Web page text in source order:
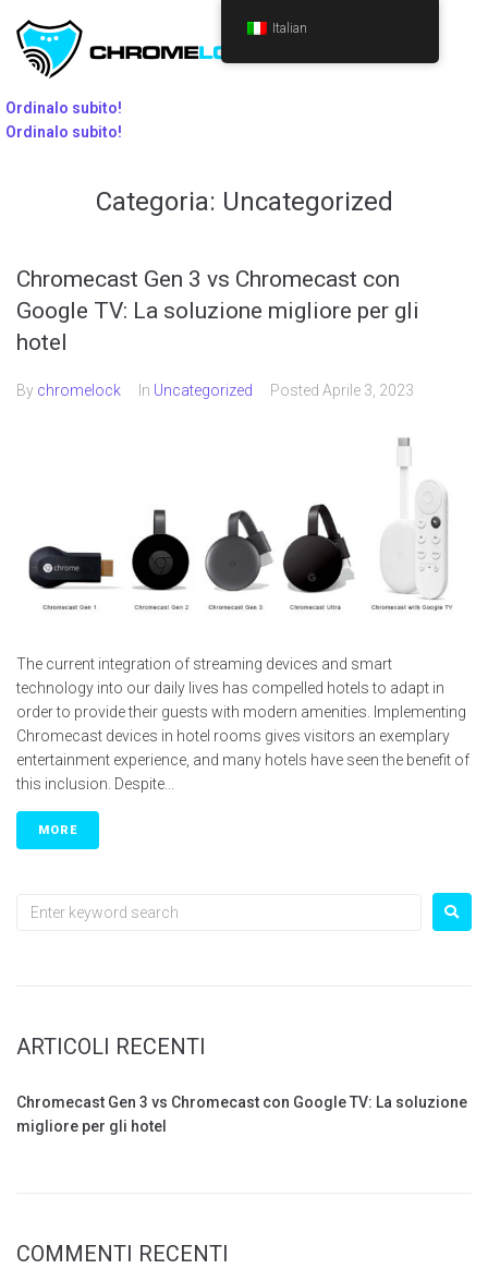
Ordinalo subito!
Ordinalo subito!
Categoria: Uncategorized
Chromecast Gen 3 vs Chromecast con
Google TV: La soluzione migliore per gli
hotel
By chromelock In Uncategorized Posted Aprile 3, 2023
The current integration of streaming devices and smart
technology into our daily lives has compelled hotels to adapt in
order to provide their guests with modern amenities. Implementing
Chromecast devices in hotel rooms gives visitors an exemplary
entertainment experience, and many hotels have seen the benefit of
this inclusion. Despite...
MORE
ARTICOLI RECENTI
Chromecast Gen 3 vs Chromecast con Google TV: La soluzione
migliore per gli hotel
COMMENTI RECENTI
Italian